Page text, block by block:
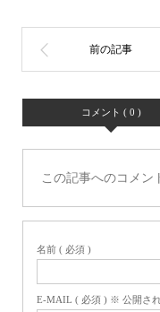
コメント ( 0 )
この記事へのコメン
名前 ( 必須 )
E-MAIL ( 必須 ) ※ 公開さ